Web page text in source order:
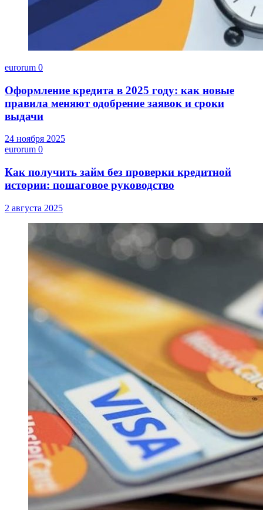
eurorum 0
Оформление кредита в 2025 году: как новые
правила меняют одобрение заявок и сроки
выдачи
24 ноября 2025
eurorum 0
Как получить займ без проверки кредитной
истории: пошаговое руководство
2 августа 2025